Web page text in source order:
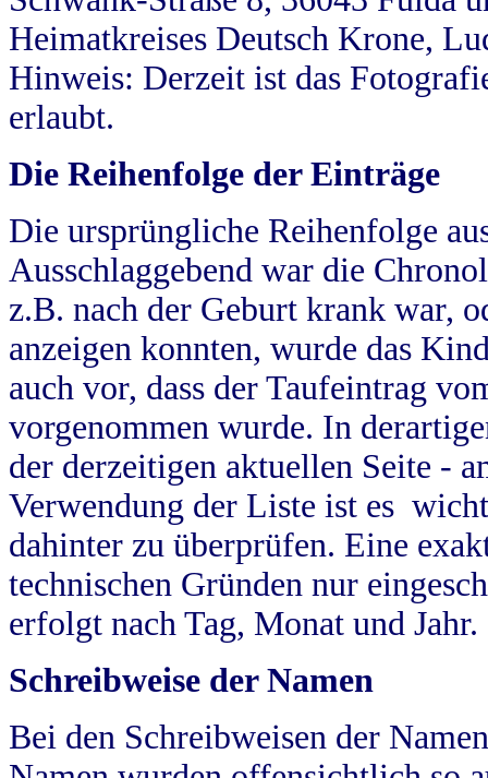
Heimatkreises Deutsch Krone,
Hinweis: Derzeit ist das
erlaubt.
Die Reihenfolge der Einträge
Die ursprüngliche Reihenfolge
Ausschlaggebend war die
z.B. nach der Geburt krank war,
anzeigen konnten, wurde das
auch vor, dass der Taufeintrag
vorgenommen wurde. In
der derzeitigen aktuellen Seite -
Verwendung der Liste ist es
dahinter zu überprüfen. Eine
technischen Gründen nur
erfolgt nach Tag, Monat und Jahr.
Schreibweise der Namen
Bei den Schreibweisen der